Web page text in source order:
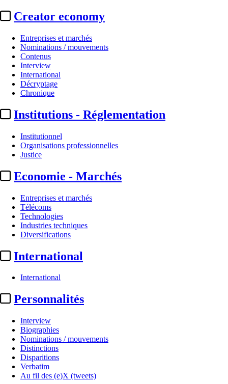
Creator economy
Entreprises et marchés
Nominations / mouvements
Contenus
Interview
International
Décryptage
Chronique
Institutions - Réglementation
Institutionnel
Organisations professionnelles
Justice
Economie - Marchés
Entreprises et marchés
Télécoms
Technologies
Industries techniques
Diversifications
International
International
Personnalités
Interview
Biographies
Nominations / mouvements
Distinctions
Disparitions
Verbatim
Au fil des (e)X (tweets)
Festivals - Marchés
MipJunior :
(Animaj), « headliner » de
l’édition 2026
Par
AS
Actualité n° 350570|Publié le 03 juil. 2026 14:06